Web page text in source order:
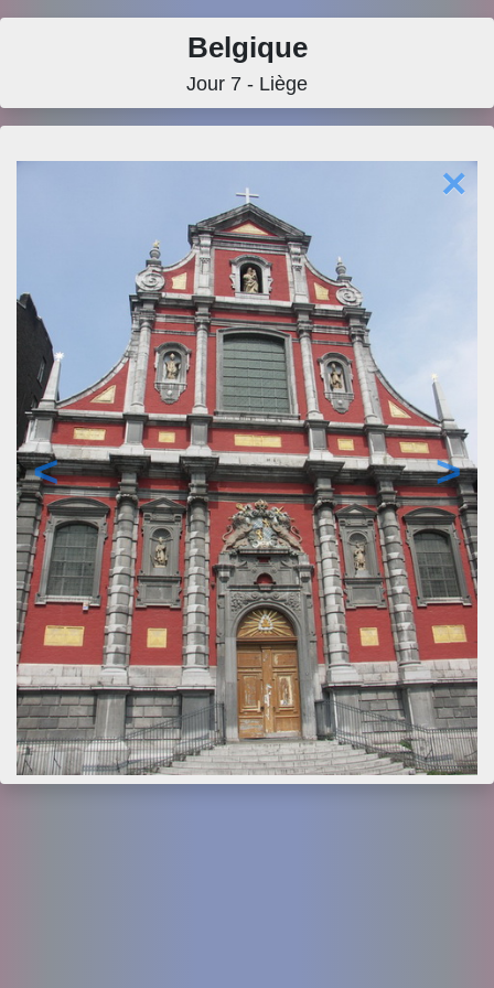
Belgique
Jour 7 - Liège
×
< >